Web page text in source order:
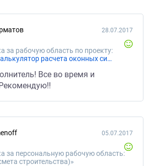
за рабочую область по проекту:
«Скопировать калькулятор расчета оконных систем»
28.07.2017
Все во время и
за персональную рабочую область:
строительства)»
05.07.2017